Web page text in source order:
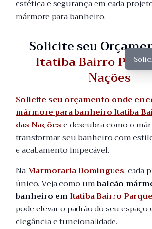
estética e segurança em cada
mármore para banheiro.
Solicite seu
Itatiba Bairro
Nações
Solicite seu orçamento onde
mármore para banheiro Itatiba
das Naçõese descubra como o
transformar seu banheiro com
e acabamento impecável.
NaMarmoraria Domingues, cada
único. Veja como umbalcão
banheiro emItatiba Bairro
pode elevar o padrão do seu espaço
elegância e funcionalidade.